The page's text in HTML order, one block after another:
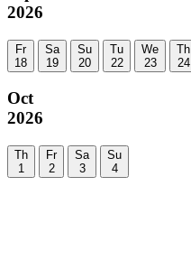
2026
Fr
18
Sa
19
Su
20
Tu
22
We
23
Th
24
Oct
2026
Th
1
Fr
2
Sa
3
Su
4